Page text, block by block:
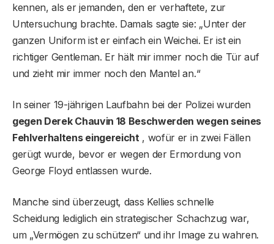
kennen, als er jemanden, den er verhaftete, zur
Untersuchung brachte. Damals sagte sie: „Unter der
ganzen Uniform ist er einfach ein Weichei. Er ist ein
richtiger Gentleman. Er hält mir immer noch die Tür auf
und zieht mir immer noch den Mantel an.“
In seiner 19-jährigen Laufbahn bei der Polizei wurden
gegen Derek Chauvin 18 Beschwerden wegen seines
Fehlverhaltens eingereicht , wofür er in zwei Fällen
gerügt wurde, bevor er wegen der Ermordung von
George Floyd entlassen wurde.
Manche sind überzeugt, dass Kellies schnelle
Scheidung lediglich ein strategischer Schachzug war,
um „Vermögen zu schützen“ und ihr Image zu wahren.